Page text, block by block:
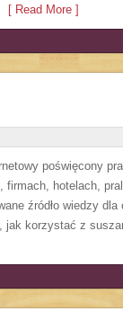
[ Read More ]
poświęcony
hotelach,
źródło wiedzy
jak korzystać z